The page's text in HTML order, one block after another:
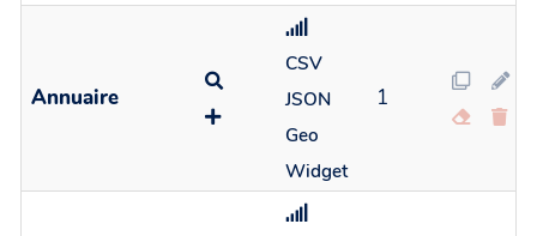
Annuaire
CSV
JSON
Geo
Widget
1